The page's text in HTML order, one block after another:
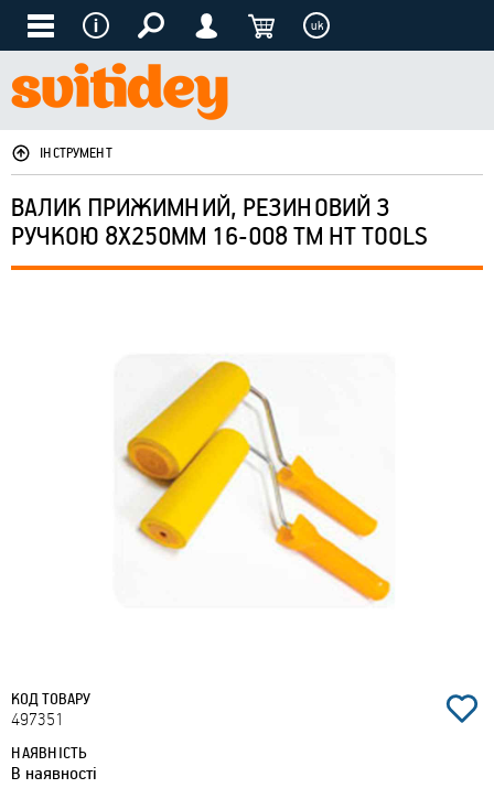
uk
ІНСТРУМЕНТ
ВАЛИК ПРИЖИМНИЙ, РЕЗИНОВИЙ З
РУЧКОЮ 8Х250ММ 16-008 ТМ HT TOOLS
КОД ТОВАРУ
497351
НАЯВНІСТЬ
В наявності